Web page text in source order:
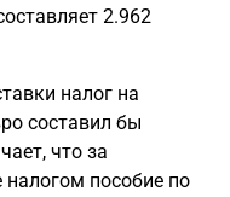
2.962
налог на
составил бы
что за
пособие по